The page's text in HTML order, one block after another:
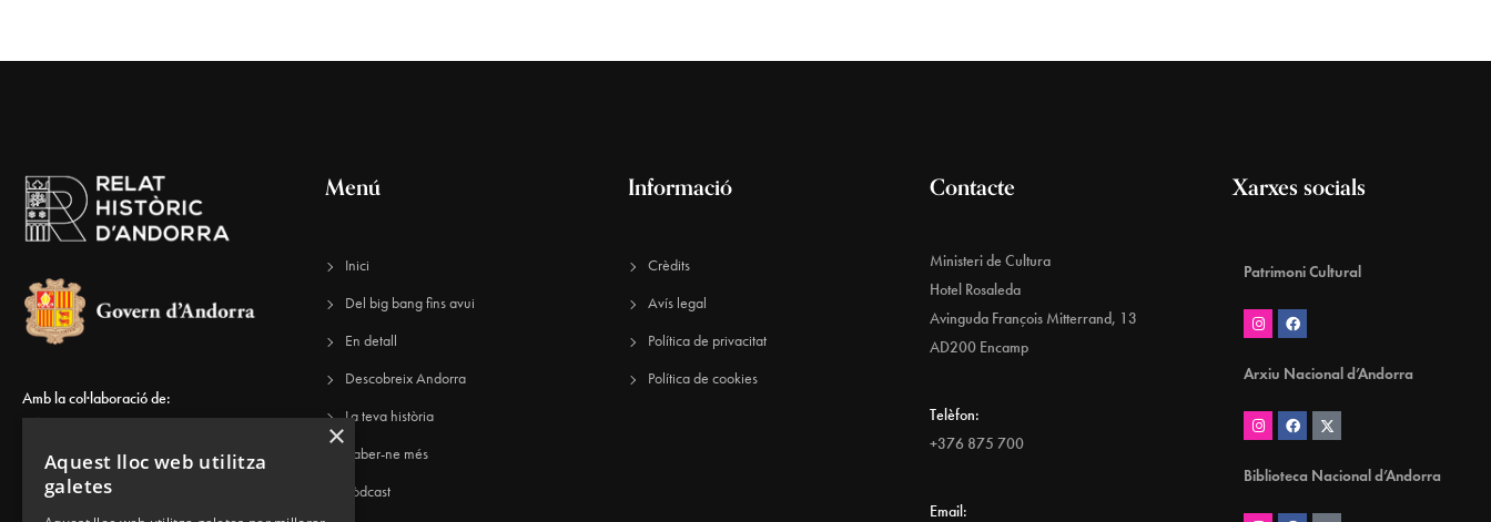
Amb la col·laboració de:
Menú
Inici
Del big bang fins avui
En detall
Descobreix Andorra
La teva història
Saber-ne més
Pòdcast
Informació
Crèdits
Avís legal
Política de privacitat
Política de cookies
Contacte
Ministeri de Cultura
Hotel Rosaleda
Avinguda François Mitterrand, 13
AD200 Encamp
Telèfon:
+376 875 700
Email:
Xarxes socials
Patrimoni Cultural
Arxiu Nacional d’Andorra
Biblioteca Nacional d’Andorra
×
Aquest lloc web utilitza
galetes